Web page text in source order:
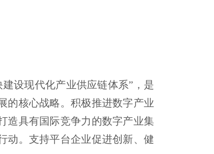
设现代化产业供应链体系”，是
的核心战略。 积极推进数字产业
造具有国际竞争力的数字产业集
动。支持平台企业促进创新、健